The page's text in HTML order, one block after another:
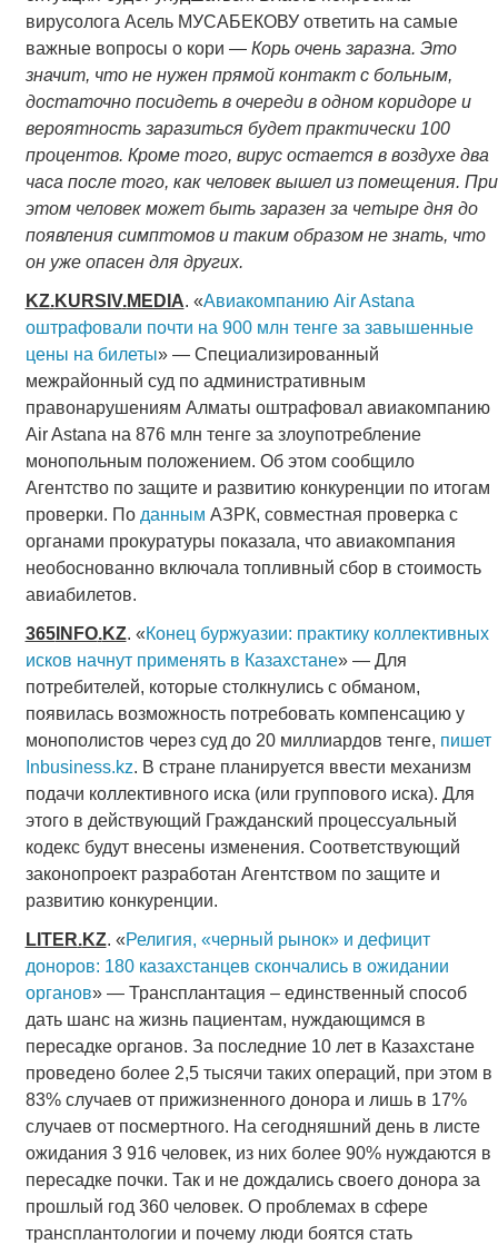
вирусолога Асель МУСАБЕКОВУ ответить на самые
важные вопросы о кори — Корь очень заразна. Это
значит, что не нужен прямой контакт с больным,
достаточно посидеть в очереди в одном коридоре и
вероятность заразиться будет практически 100
процентов. Кроме того, вирус остается в воздухе два
часа после того, как человек вышел из помещения. При
этом человек может быть заразен за четыре дня до
появления симптомов и таким образом не знать, что
он уже опасен для других.
KZ.KURSIV.MEDIA. «Авиакомпанию Air Astana
оштрафовали почти на 900 млн тенге за завышенные
цены на билеты» — Специализированный
межрайонный суд по административным
правонарушениям Алматы оштрафовал авиакомпанию
Air Astana на 876 млн тенге за злоупотребление
монопольным положением. Об этом сообщило
Агентство по защите и развитию конкуренции по итогам
проверки. По данным АЗРК, совместная проверка с
органами прокуратуры показала, что авиакомпания
необоснованно включала топливный сбор в стоимость
авиабилетов.
365INFO.KZ. «Конец буржуазии: практику коллективных
исков начнут применять в Казахстане» — Для
потребителей, которые столкнулись с обманом,
появилась возможность потребовать компенсацию у
монополистов через суд до 20 миллиардов тенге, пишет
Inbusiness.kz. В стране планируется ввести механизм
подачи коллективного иска (или группового иска). Для
этого в действующий Гражданский процессуальный
кодекс будут внесены изменения. Соответствующий
законопроект разработан Агентством по защите и
развитию конкуренции.
LITER.KZ. «Религия, «черный рынок» и дефицит
доноров: 180 казахстанцев скончались в ожидании
органов» — Трансплантация – единственный способ
дать шанс на жизнь пациентам, нуждающимся в
пересадке органов. За последние 10 лет в Казахстане
проведено более 2,5 тысячи таких операций, при этом в
83% случаев от прижизненного донора и лишь в 17%
случаев от посмертного. На сегодняшний день в листе
ожидания 3 916 человек, из них более 90% нуждаются в
пересадке почки. Так и не дождались своего донора за
прошлый год 360 человек. О проблемах в сфере
трансплантологии и почему люди боятся стать